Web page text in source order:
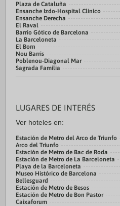
Plaza de Cataluña
Ensanche Izdo-Hospital Clínico
Ensanche Derecha
El Raval
Barrio Gótico de Barcelona
La Barceloneta
El Born
Nou Barris
Poblenou-Diagonal Mar
Sagrada Familia
LUGARES DE INTERÉS
Ver hoteles en:
Estación de Metro del Arco de Triunfo
Arco del Triunfo
Estación de Metro de Bac de Roda
Estación de Metro de La Barceloneta
Playa de la Barceloneta
Museo Histórico de Barcelona
Bellesguard
Estación de Metro de Besos
Estación de Metro de Bon Pastor
Caixaforum